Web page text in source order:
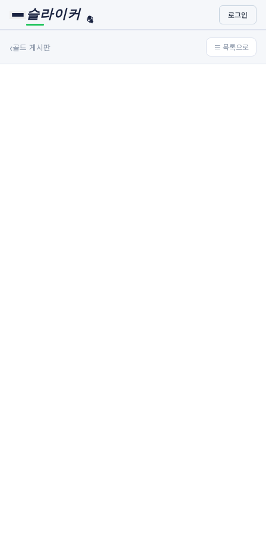
슬라이커 🏀
⚾ 로그인
‹골드 게시판 ≡ 목록으로